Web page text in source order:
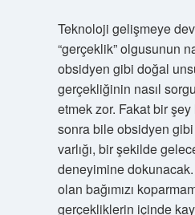
Teknoloji gelişmeye
“gerçeklik” olgusunun
obsidyen gibi doğal
gerçekliğinin nasıl
etmek zor. Fakat bir şey
sonra bile obsidyen gibi
varlığı, bir şekilde
deneyimine
olan bağımızı
gerçekliklerin içinde